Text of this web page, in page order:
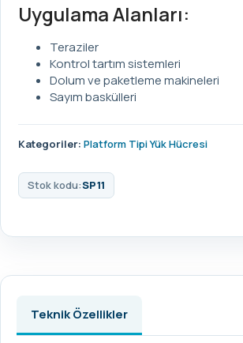
Uygulama Alanları:
Teraziler
Kontrol tartım sistemleri
Dolum ve paketleme makineleri
Sayım baskülleri
Kategoriler: Platform Tipi Yük Hücresi
Stok kodu:SP11
Teknik Özellikler